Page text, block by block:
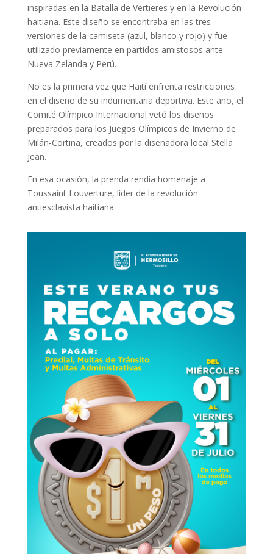
inspiradas en la Batalla de Vertieres y en la Revolución
haitiana. Este diseño se encontraba en las tres
versiones de la camiseta (azul, blanco y rojo) y fue
utilizado previamente en partidos amistosos ante
Nueva Zelanda y Perú.
No es la primera vez que Haití enfrenta restricciones
en el diseño de su indumentaria deportiva. Este año, el
Comité Olímpico Internacional vetó los diseños
preparados para los Juegos Olímpicos de Invierno de
Milán-Cortina, creados por la diseñadora local Stella
Jean.
En esa ocasión, la prenda rendía homenaje a
Toussaint Louverture, líder de la revolución
antiesclavista haitiana.